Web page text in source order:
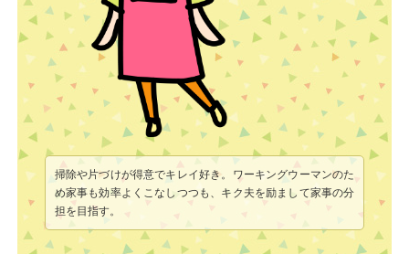
掃除や片づけが得意でキレイ好き。ワーキングウーマンのた
め家事も効率よくこなしつつも、キク夫を励まして家事の分
担を目指す。